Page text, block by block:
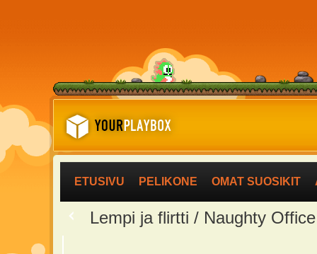
ETUSIVU PELIKONE OMAT SUOSIKIT
< Lempi ja flirtti / Naughty Office